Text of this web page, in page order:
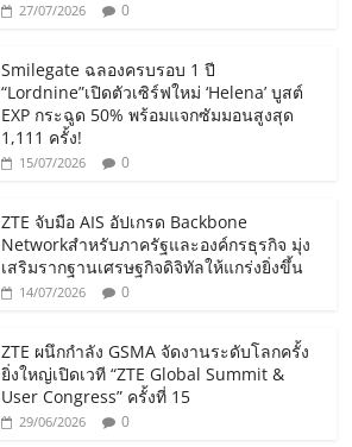
27/07/2026 0
Smilegate ฉลองครบรอบ 1 ปี
“Lordnine”เปิดตัวเซิร์ฟใหม่ ‘Helena’ บูสต์
EXP กระฉูด 50% พร้อมแจกซัมมอนสูงสุด
1,111 ครั้ง!
15/07/2026 0
ZTE จับมือ AIS อัปเกรด Backbone
Networkสำหรับภาครัฐและองค์กรธุรกิจ มุ่ง
เสริมรากฐานเศรษฐกิจดิจิทัลให้แกร่งยิ่งขึ้น
14/07/2026 0
ZTE ผนึกกำลัง GSMA จัดงานระดับโลกครั้ง
ยิ่งใหญ่เปิดเวที “ZTE Global Summit &
User Congress” ครั้งที่ 15
29/06/2026 0